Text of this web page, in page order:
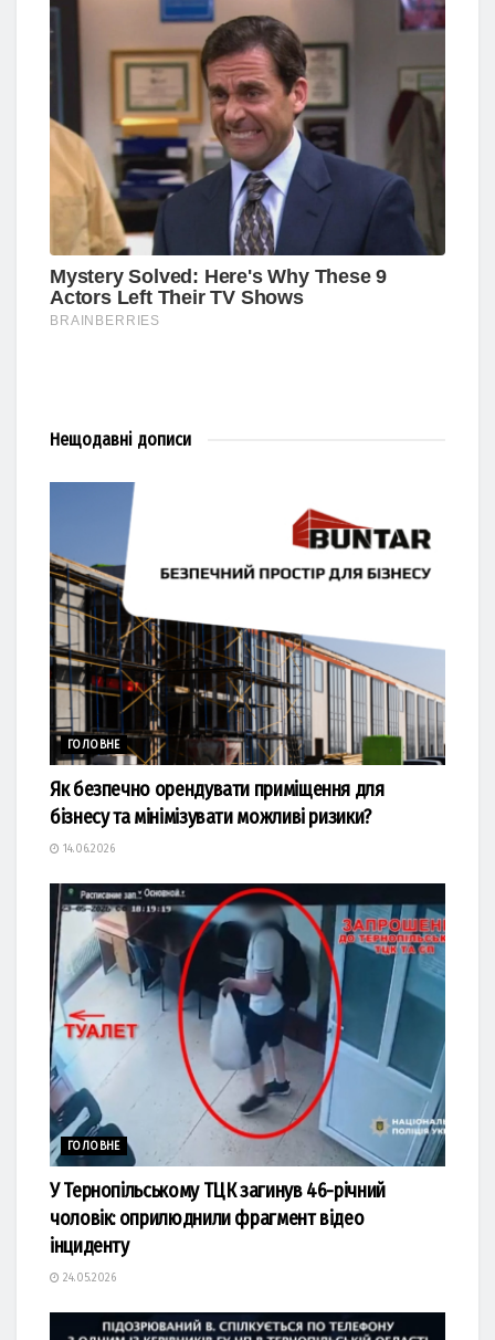
Нещодавні дописи
ГОЛОВНЕ
Як безпечно орендувати приміщення для
бізнесу та мінімізувати можливі ризики?
14.06.2026
ГОЛОВНЕ
У Тернопільському ТЦК загинув 46-річний
чоловік: оприлюднили фрагмент відео
інциденту
24.05.2026